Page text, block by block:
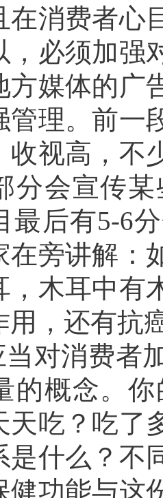
在消费者心
，必须加强
方媒体的广
管理。前一
收视高，不
分会宣传
最后有5-6
在旁讲解：
，木耳中有
用，还有抗
当对消费者
的概念。
天吃？吃了
是什么？不
健功能与这